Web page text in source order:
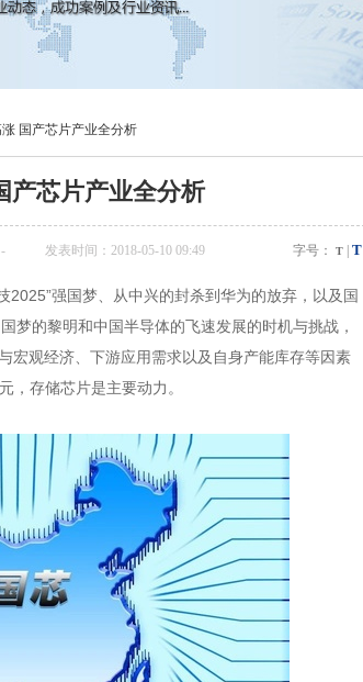
国产芯片产业全分析
产芯片产业全分析
字号： T T
- 发表时间：2018-05-10 09:49
强国梦、从中兴的封杀到华为的放弃，以及国
梦的黎明和中国半导体的飞速发展的时机与挑战，
宏观经济、下游应用需求以及自身产能库存等因素
，存储芯片是主要动力。